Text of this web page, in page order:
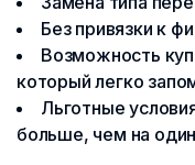
Без привязки к
Возможность
который легко
Льготные
больше, чем на